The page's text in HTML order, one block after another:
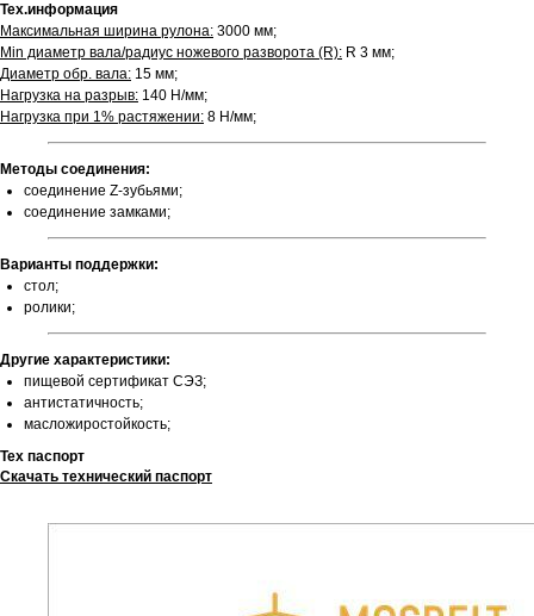
Тех.информация
Максимальная ширина рулона: 3000 мм;
Min диаметр вала/радиус ножевого разворота (R): R 3 мм;
Диаметр обр. вала: 15 мм;
Нагрузка на разрыв: 140 Н/мм;
Нагрузка при 1% растяжении: 8 Н/мм;
Методы соединения:
соединение Z-зубьями;
соединение замками;
Варианты поддержки:
стол;
ролики;
Другие характеристики:
пищевой сертификат СЭЗ;
антистатичность;
масложиростойкость;
Тех паспорт
Скачать технический паспорт